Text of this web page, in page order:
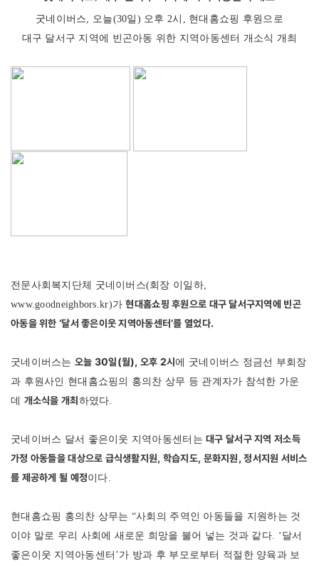
굿네이버스, 오늘(30일) 오후 2시, 현대홈쇼핑 후원으로
대구 달서구 지역에 빈곤아동 위한 지역아동센터 개소식 개최
전문사회복지단체 굿네이버스(회장 이일하,
www.goodneighbors.kr)가현대홈쇼핑 후원으로 대구 달서구지역에 빈곤
아동을 위한 ‘달서 좋은이웃 지역아동센터’를 열었다.
굿네이버스는 오늘 30일(월), 오후 2시에 굿네이버스 정금선 부회장
과 후원사인 현대홈쇼핑의 홍의찬 상무 등 관계자가 참석한 가운
데 개소식을 개최하였다.
굿네이버스 달서 좋은이웃 지역아동센터는대구 달서구 지역 저소득
가정 아동들을 대상으로 급식생활지원, 학습지도, 문화지원, 정서지원 서비스
를 제공하게 될 예정이다.
현대홈쇼핑 홍의찬 상무는 “사회의 주역인 아동들을 지원하는 것
이야 말로 우리 사회에 새로운 희망을 불어 넣는 것과 같다. ‘달서
좋은이웃 지역아동센터’가 방과 후 부모로부터 적절한 양육과 보